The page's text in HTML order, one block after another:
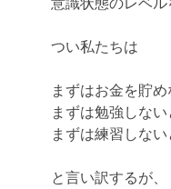
つい私たちは
まずはお金を貯
まずは勉強しない
まずは練習しない
と言い訳するが、